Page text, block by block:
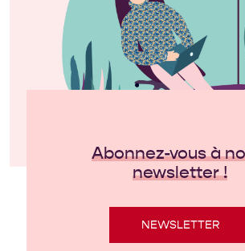
Abonnez-vous à
newsletter !
NEWSLETTER